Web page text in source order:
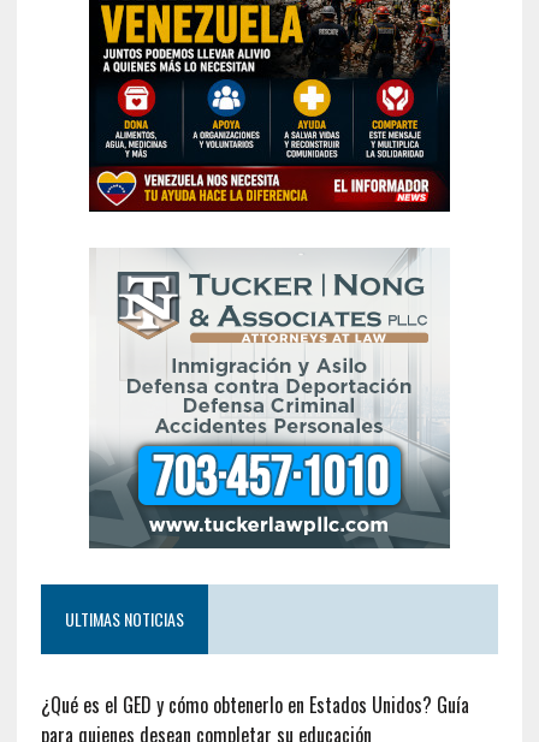
ULTIMAS NOTICIAS
¿Qué es el GED y cómo obtenerlo en Estados Unidos? Guía
para quienes desean completar su educación